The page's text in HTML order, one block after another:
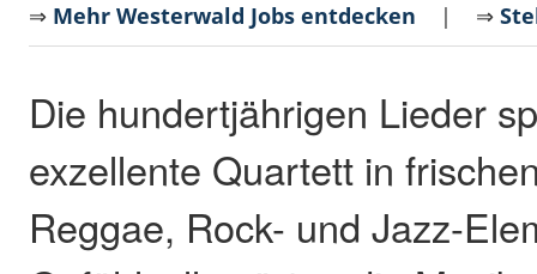
⇒ Mehr Westerwald Jobs entdecken | ⇒
Die hundertjährigen Lieder
exzellente Quartett in
Reggae, Rock- und Jazz-